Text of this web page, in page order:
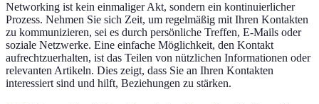
Networking ist kein einmaliger Akt, sondern ein kontinuierlicher
Prozess. Nehmen Sie sich Zeit, um regelmäßig mit Ihren Kontakten
zu kommunizieren, sei es durch persönliche Treffen, E-Mails oder
soziale Netzwerke. Eine einfache Möglichkeit, den Kontakt
aufrechtzuerhalten, ist das Teilen von nützlichen Informationen oder
relevanten Artikeln. Dies zeigt, dass Sie an Ihren Kontakten
interessiert sind und hilft, Beziehungen zu stärken.